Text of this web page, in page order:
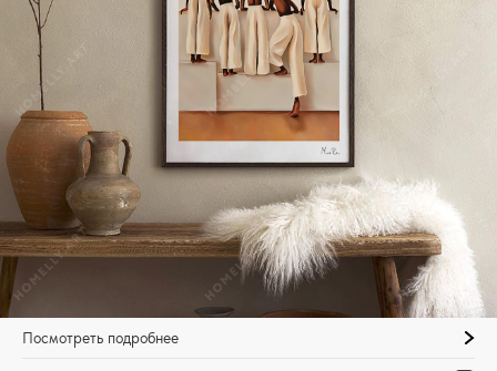
Посмотреть подробнее